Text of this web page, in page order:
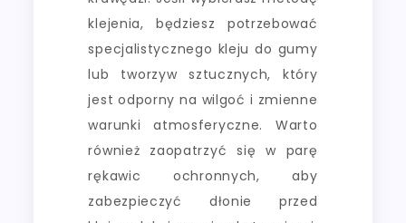
klejenia, będziesz potrzebować
specjalistycznego kleju do gumy
lub tworzyw sztucznych, który
jest odporny na wilgoć i zmienne
warunki atmosferyczne. Warto
również zaopatrzyć się w parę
rękawic ochronnych, aby
zabezpieczyć dłonie przed